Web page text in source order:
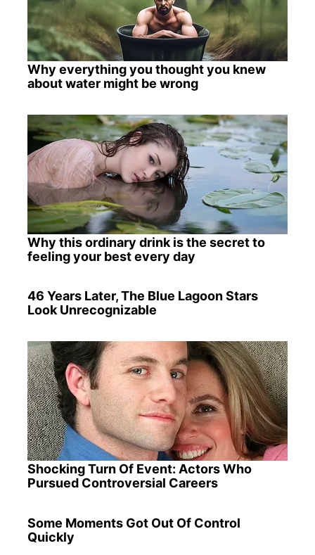
Why everything you thought you knew
about water might be wrong
Why this ordinary drink is the secret to
feeling your best every day
46 Years Later, The Blue Lagoon Stars
Look Unrecognizable
Shocking Turn Of Event: Actors Who
Pursued Controversial Careers
Some Moments Got Out Of Control
Quickly